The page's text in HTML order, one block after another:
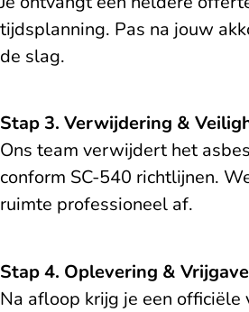
tijdsplanning. Pas na jouw
de slag.
Stap 3. Verwijdering &
Ons team verwijdert het
conform SC-540 richtlijnen.
ruimte professioneel af.
Stap 4. Oplevering & Vrijgave
Na afloop krijg je een officiële